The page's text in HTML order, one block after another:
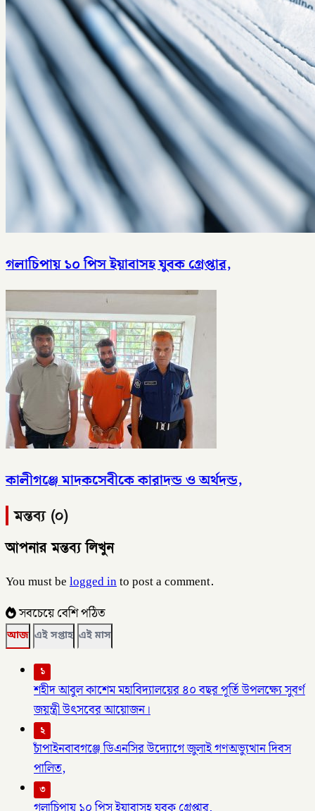
গলাচিপায় ১০ পিস ইয়াবাসহ যুবক গ্রেপ্তার,
কালীগঞ্জে মাদকসেবীকে কারাদন্ড ও অর্থদন্ড,
মন্তব্য (০)
আপনার মন্তব্য লিখুন
You must belogged into post a comment.
সবচেয়ে বেশি পঠিত
আজ এই সপ্তাহ এই মাস
১
শহীদ আবুল কাশেম মহাবিদ্যালয়ের ৪০ বছর পূর্তি উপলক্ষ্যে সুবর্ণ
জয়ন্ত্রী উৎসবের আয়োজন।
২
চাঁপাইনবাবগঞ্জে ডিএনসির উদ্যোগে জুলাই গণঅভ্যুত্থান দিবস
পালিত,
৩